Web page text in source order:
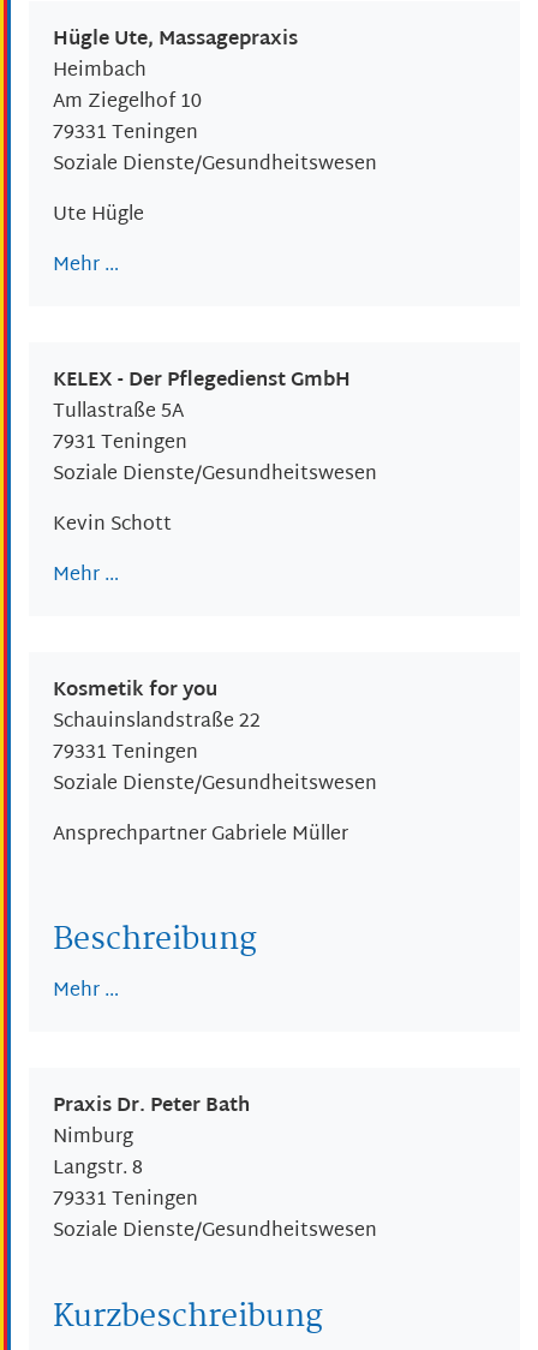
Hügle Ute, Massagepraxis
Heimbach
Am Ziegelhof 10
79331Teningen
Soziale Dienste/Gesundheitswesen
Ute Hügle
Mehr …
KELEX - Der Pflegedienst GmbH
Tullastraße 5A
7931Teningen
Soziale Dienste/Gesundheitswesen
Kevin Schott
Mehr …
Kosmetik for you
Schauinslandstraße 22
79331Teningen
Soziale Dienste/Gesundheitswesen
AnsprechpartnerGabriele Müller
Beschreibung
Mehr …
Praxis Dr. Peter Bath
Nimburg
Langstr. 8
79331Teningen
Soziale Dienste/Gesundheitswesen
Kurzbeschreibung